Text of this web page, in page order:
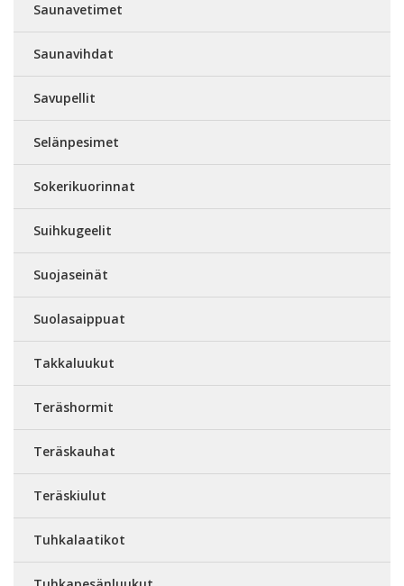
Saunavetimet
Saunavihdat
Savupellit
Selänpesimet
Sokerikuorinnat
Suihkugeelit
Suojaseinät
Suolasaippuat
Takkaluukut
Teräshormit
Teräskauhat
Teräskiulut
Tuhkalaatikot